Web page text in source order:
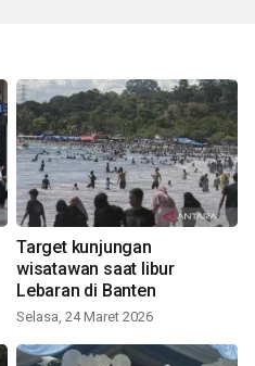
Target kunjungan
wisatawan saat libur
Lebaran di Banten
Selasa, 24 Maret 2026